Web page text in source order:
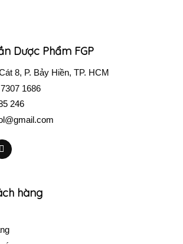
Dược Phẩm FGP
8, P. Bảy Hiền, TP. HCM
1686
246
hàng